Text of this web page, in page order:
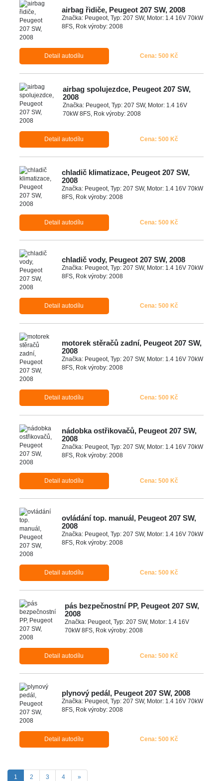
airbag řidiče, Peugeot 207 SW, 2008
Značka: Peugeot, Typ: 207 SW, Motor: 1.4 16V 70kW
8FS, Rok výroby: 2008
Detail autodílu Cena: 500 Kč
airbag spolujezdce, Peugeot 207 SW,
2008
Značka: Peugeot, Typ: 207 SW, Motor: 1.4 16V
70kW 8FS, Rok výroby: 2008
Detail autodílu Cena: 500 Kč
chladič klimatizace, Peugeot 207 SW,
2008
Značka: Peugeot, Typ: 207 SW, Motor: 1.4 16V 70kW
8FS, Rok výroby: 2008
Detail autodílu Cena: 500 Kč
chladič vody, Peugeot 207 SW, 2008
Značka: Peugeot, Typ: 207 SW, Motor: 1.4 16V 70kW
8FS, Rok výroby: 2008
Detail autodílu Cena: 500 Kč
motorek stěračů zadní, Peugeot 207 SW,
2008
Značka: Peugeot, Typ: 207 SW, Motor: 1.4 16V 70kW
8FS, Rok výroby: 2008
Detail autodílu Cena: 500 Kč
nádobka ostřikovačů, Peugeot 207 SW,
2008
Značka: Peugeot, Typ: 207 SW, Motor: 1.4 16V 70kW
8FS, Rok výroby: 2008
Detail autodílu Cena: 500 Kč
ovládání top. manuál, Peugeot 207 SW,
2008
Značka: Peugeot, Typ: 207 SW, Motor: 1.4 16V 70kW
8FS, Rok výroby: 2008
Detail autodílu Cena: 500 Kč
pás bezpečnostní PP, Peugeot 207 SW,
2008
Značka: Peugeot, Typ: 207 SW, Motor: 1.4 16V
70kW 8FS, Rok výroby: 2008
Detail autodílu Cena: 500 Kč
plynový pedál, Peugeot 207 SW, 2008
Značka: Peugeot, Typ: 207 SW, Motor: 1.4 16V 70kW
8FS, Rok výroby: 2008
Detail autodílu Cena: 500 Kč
1 (aktuální)
2 3 4 »Další